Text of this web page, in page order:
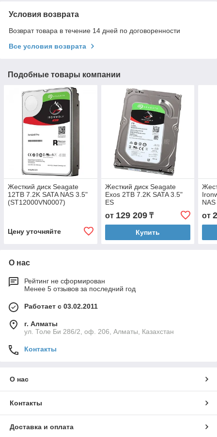
Условия возврата
Возврат товара в течение 14 дней по договоренности
Все условия возврата
Подобные товары компании
Жесткий диск Seagate
12TB 7.2K SATA NAS 3.5"
(ST12000VN0007)
Цену уточняйте
Жесткий диск Seagate
Exos 2TB 7.2K SATA 3.5"
ES
от 129 209₸
Купить
от
О нас
Рейтинг не сформирован
Менее 5 отзывов за последний год
Работает с 03.02.2011
г. Алматы
ул. Толе Би 286/2, оф. 206, Алматы, Казахстан
Контакты
О нас
Контакты
Доставка и оплата